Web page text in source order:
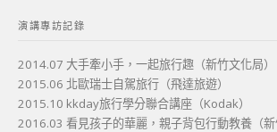
演講專訪記錄
2014.07 大手牽小手，一起旅行趣（新竹文化局）
2015.06 北歐瑞士自駕旅行（飛達旅遊）
2015.10 kkday旅行學分聯合講座（Kodak）
2016.03 看見孩子的華麗，親子背包行動教養（新